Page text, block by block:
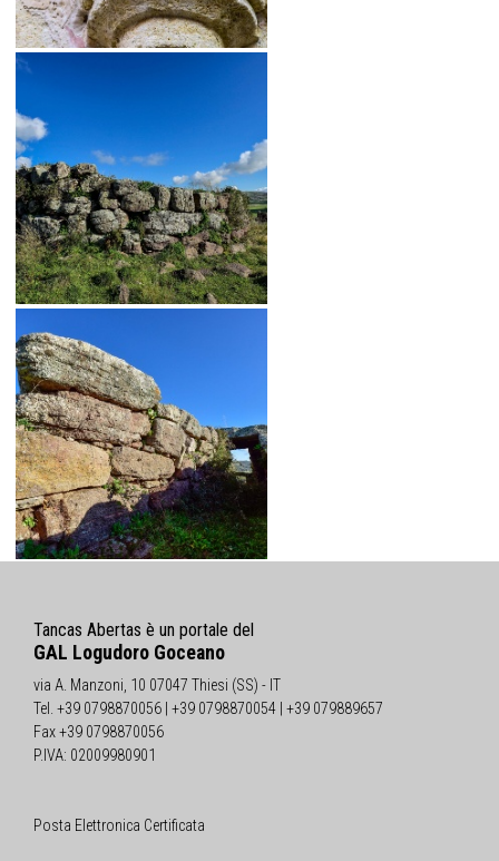
Tancas Abertas è un portale del
GAL Logudoro Goceano
via A. Manzoni, 10 07047 Thiesi (SS) - IT
Tel. +39 0798870056 | +39 0798870054 | +39 079889657
Fax +39 0798870056
P.IVA: 02009980901
Posta Elettronica Certificata